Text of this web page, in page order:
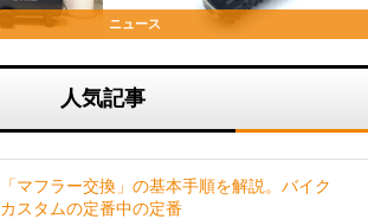
ニュース
人気記事
「マフラー交換」の基本手順を解説。バイク
カスタムの定番中の定番